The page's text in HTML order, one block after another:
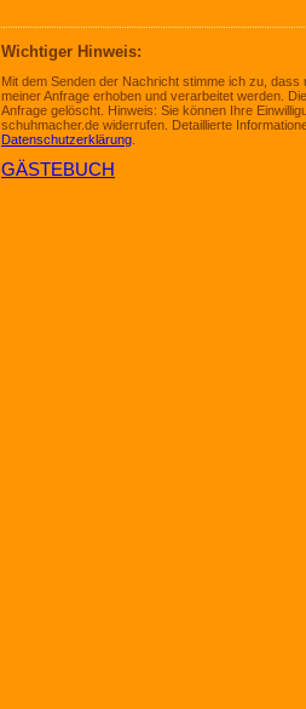
Wichtiger Hinweis:
Mit dem Senden der Nachricht stimme ich zu,
meiner Anfrage erhoben und verarbeitet werden.
Anfrage gelöscht. Hinweis: Sie können Ihre
schuhmacher.de widerrufen. Detaillierte
Datenschutzerklärung
GÄSTEBUCH